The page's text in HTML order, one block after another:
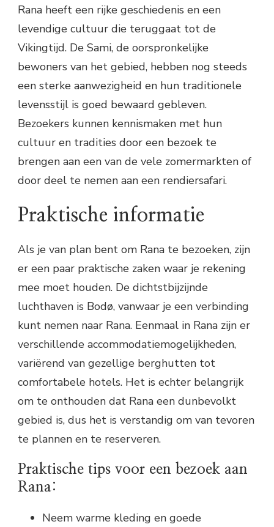
Rana heeft een rijke geschiedenis en een
levendige cultuur die teruggaat tot de
Vikingtijd. De Sami, de oorspronkelijke
bewoners van het gebied, hebben nog steeds
een sterke aanwezigheid en hun traditionele
levensstijl is goed bewaard gebleven.
Bezoekers kunnen kennismaken met hun
cultuur en tradities door een bezoek te
brengen aan een van de vele zomermarkten of
door deel te nemen aan een rendiersafari.
Praktische informatie
Als je van plan bent om Rana te bezoeken, zijn
er een paar praktische zaken waar je rekening
mee moet houden. De dichtstbijzijnde
luchthaven is Bodø, vanwaar je een verbinding
kunt nemen naar Rana. Eenmaal in Rana zijn er
verschillende accommodatiemogelijkheden,
variërend van gezellige berghutten tot
comfortabele hotels. Het is echter belangrijk
om te onthouden dat Rana een dunbevolkt
gebied is, dus het is verstandig om van tevoren
te plannen en te reserveren.
Praktische tips voor een bezoek aan
Rana:
Neem warme kleding en goede